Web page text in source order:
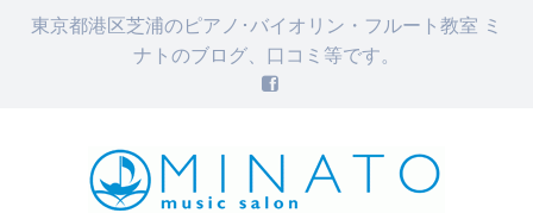
東京都港区芝浦のピアノ･バイオリン・フルート教室 ミ
ナトのブログ、口コミ等です。